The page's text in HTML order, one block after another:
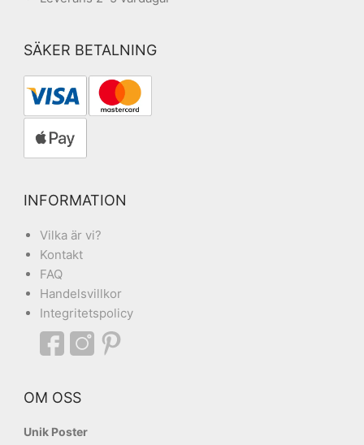
SÄKER BETALNING
INFORMATION
Vilka är vi?
Kontakt
FAQ
Handelsvillkor
Integritetspolicy
OM OSS
Unik Poster